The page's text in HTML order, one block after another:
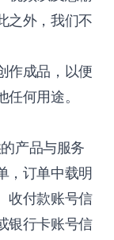
之外，我们不
作成品，以便
何用途。
产品与服务
，订单中载明
收付款账号信
银行卡账号信